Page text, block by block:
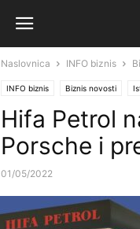
Naslovnica INFO biznis
INFO biznis Biznis novosti
Hifa Petrol
Porsche i
01/05/2022